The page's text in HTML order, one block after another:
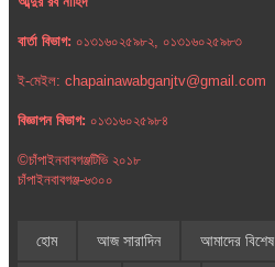
বার্তা বিভাগ: ০১৩১৬০২৫৯৮২, ০১৩১৬০২৫৯৮৩
ই-মেইল: chapainawabganjtv@gmail.com
বিজ্ঞাপন বিভাগ: ০১৩১৬০২৫৯৮৪
©চাঁপাইনবাবগঞ্জটিভি ২০১৮
চাঁপাইনবাবগঞ্জ-৬৩০০
হোম আজ সারাদিন আমাদের বিশেষ